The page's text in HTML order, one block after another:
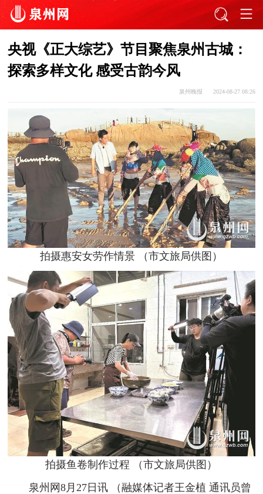
央视《正大综艺》节目聚焦泉州古城：
探索多样文化 感受古韵今风
泉州晚报 2024-08-27 08:26
拍摄惠安女劳作情景 （市文旅局供图）
拍摄鱼卷制作过程 （市文旅局供图）
泉州网8月27日讯 （融媒体记者王金植 通讯员曾